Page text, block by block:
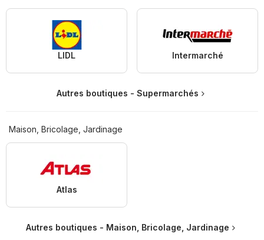
LIDL Intermarché
Autres boutiques - Supermarchés
Maison, Bricolage, Jardinage
Atlas
Autres boutiques - Maison, Bricolage, Jardinage